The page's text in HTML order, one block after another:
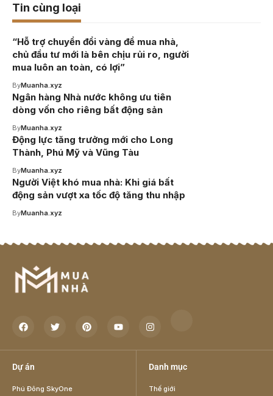
Tin cùng loại
“Hỗ trợ chuyển đổi vàng để mua nhà,
chủ đầu tư mới là bên chịu rủi ro, người
mua luôn an toàn, có lợi”
ByMuanha.xyz
Ngân hàng Nhà nước không ưu tiên
dòng vốn cho riêng bất động sản
ByMuanha.xyz
Động lực tăng trưởng mới cho Long
Thành, Phú Mỹ và Vũng Tàu
ByMuanha.xyz
Người Việt khó mua nhà: Khi giá bất
động sản vượt xa tốc độ tăng thu nhập
ByMuanha.xyz
Dự án
Phú Đông SkyOne
Danh mục
Thế giới